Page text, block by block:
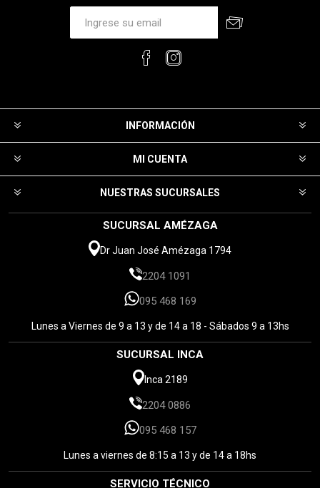
INFORMACIÓN
MI CUENTA
NUESTRAS SUCURSALES
SUCURSAL AMÉZAGA
Dr Juan José Amézaga 1794
2204 1091
095 468 169
Lunes a Viernes de 9 a 13 y de 14 a 18 - Sábados 9 a 13hs
SUCURSAL INCA
Inca 2189
2204 0886
095 468 157
Lunes a viernes de 8:15 a 13 y de 14 a 18hs
SERVICIO TÉCNICO